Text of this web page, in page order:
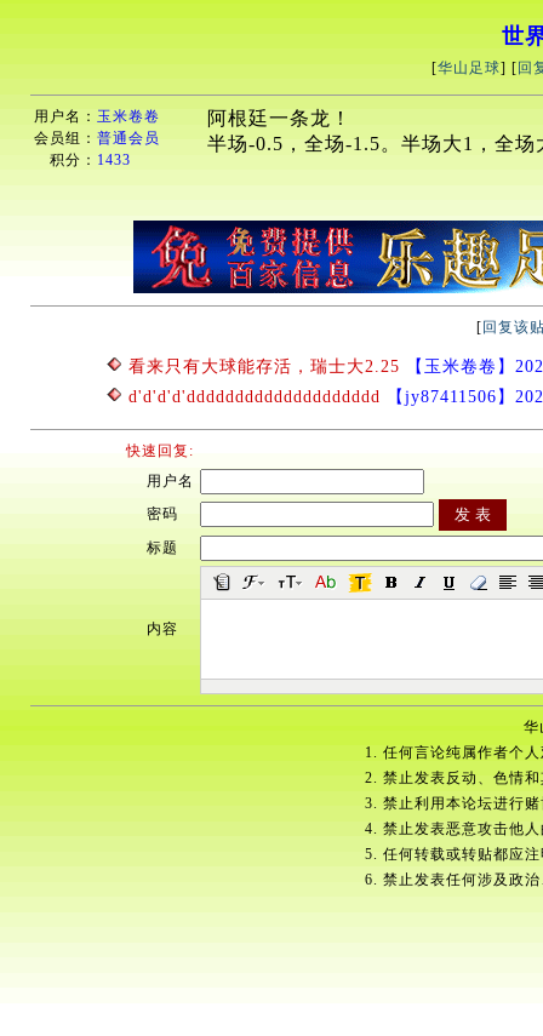
世
[华山足球] [ 回
用户名： 玉米卷卷
会员组： 普通会员
积分： 1433
阿根廷一条龙！
半场-0.5，全场-1.5。半场大1，全场
[ 回复该
看来只有大球能存活，瑞士大2.25
【玉米卷卷】
d'd'd'd'dddddddddddddddddddd
【jy87411506】
快速回复:
用户名
密码
标题
内容
华
1. 任何言论纯属作者个
2. 禁止发表反动、色情
3. 禁止利用本论坛进行
4. 禁止发表恶意攻击他
5. 任何转载或转贴都应
6. 禁止发表任何涉及政